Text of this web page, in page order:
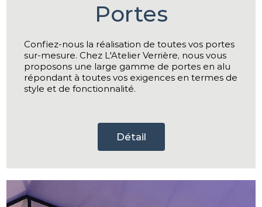
Portes
Confiez-nous la réalisation de toutes vos portes
sur-mesure. Chez L'Atelier Verrière, nous vous
proposons une large gamme de portes en alu
répondant à toutes vos exigences en termes de
style et de fonctionnalité.
Détail